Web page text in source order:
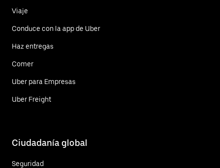
Viaje
Conduce con la app de Uber
Haz entregas
Comer
Uber para Empresas
Uber Freight
Ciudadanía global
Seguridad